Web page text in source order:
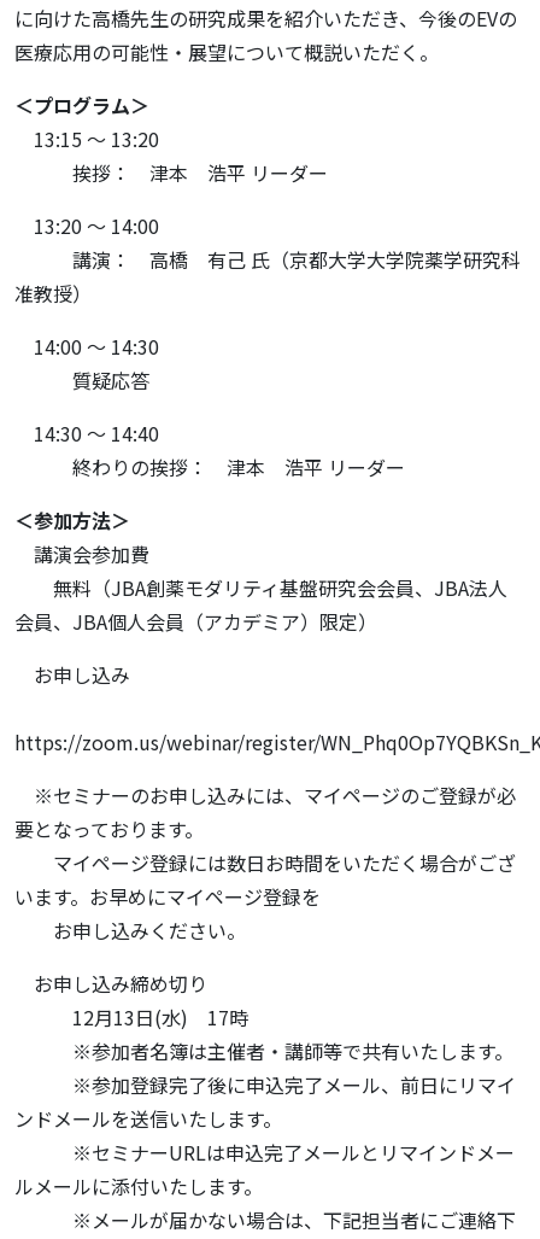
に向けた高橋先生の研究成果を紹介いただき、今後のEVの
医療応用の可能性・展望について概説いただく。
＜プログラム＞
13:15 ～ 13:20
挨拶： 津本 浩平 リーダー
13:20 ～ 14:00
講演： 高橋 有己 氏（京都大学大学院薬学研究科
准教授）
14:00 ～ 14:30
質疑応答
14:30 ～ 14:40
終わりの挨拶： 津本 浩平 リーダー
＜参加方法＞
講演会参加費
無料（JBA創薬モダリティ基盤研究会会員、JBA法人
会員、JBA個人会員（アカデミア）限定）
お申し込み
https://zoom.us/webinar/register/
※セミナーのお申し込みには、マイページのご登録が必
要となっております。
マイページ登録には数日お時間をいただく場合がござ
います。お早めにマイページ登録を
お申し込みください。
お申し込み締め切り
12月13日(水) 17時
※参加者名簿は主催者・講師等で共有いたします。
※参加登録完了後に申込完了メール、前日にリマイ
ンドメールを送信いたします。
※セミナーURLは申込完了メールとリマインドメー
ルメールに添付いたします。
※メールが届かない場合は、下記担当者にご連絡下